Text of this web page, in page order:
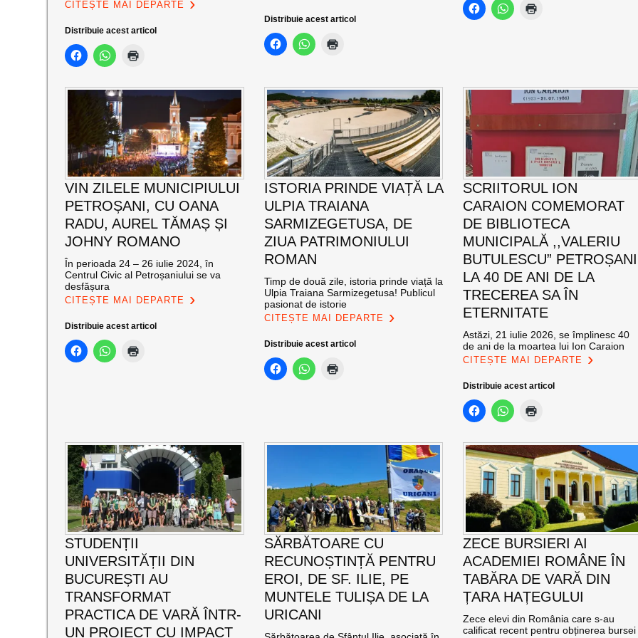
CITEȘTE MAI DEPARTE
Distribuie acest articol
Distribuie acest articol
VIN ZILELE MUNICIPIULUI
PETROȘANI, CU OANA
RADU, AUREL TĂMAȘ ȘI
JOHNY ROMANO
În perioada 24 – 26 iulie 2024, în
Centrul Civic al Petroșaniului se va
desfășura
CITEȘTE MAI DEPARTE
Distribuie acest articol
ISTORIA PRINDE VIAȚĂ LA
ULPIA TRAIANA
SARMIZEGETUSA, DE
ZIUA PATRIMONIULUI
ROMAN
Timp de două zile, istoria prinde viață la
Ulpia Traiana Sarmizegetusa! Publicul
pasionat de istorie
CITEȘTE MAI DEPARTE
Distribuie acest articol
SCRIITORUL ION
CARAION COMEMORAT
DE BIBLIOTECA
MUNICIPALĂ ,,VALERIU
BUTULESCU”
LA 40 DE ANI DE LA
TRECEREA SA ÎN
ETERNITATE
Astăzi, 21 iulie 2026, se împlinesc 40
de ani de la moartea lui Ion Caraion
CITEȘTE MAI DEPARTE
Distribuie acest articol
STUDENȚII
UNIVERSITĂȚII DIN
BUCUREȘTI AU
TRANSFORMAT
PRACTICA DE VARĂ ÎNTR-
UN PROIECT CU IMPACT
SĂRBĂTOARE CU
RECUNOȘTINȚĂ PENTRU
EROI, DE SF. ILIE, PE
MUNTELE TULIȘA DE LA
URICANI
ZECE BURSIERI AI
ACADEMIEI ROMÂNE ÎN
TABĂRA DE VARĂ DIN
ȚARA HAȚEGULUI
Zece elevi din România care s-au
calificat recent pentru obținerea bursei